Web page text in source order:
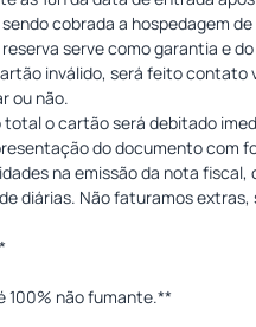
cobrada a hospedagem
serve como garantia e
inválido, será feito contato
ou não.
o cartão será debitado
do documento com
na emissão da nota
diárias. Não faturamos
100% não fumante.**